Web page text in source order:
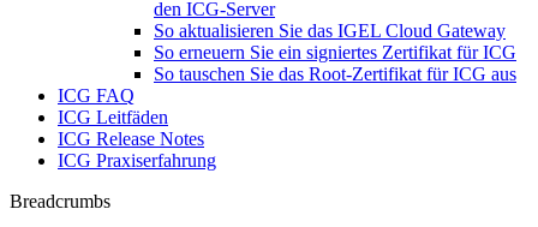
den ICG-Server
So aktualisieren Sie das IGEL Cloud Gateway
So erneuern Sie ein signiertes Zertifikat für ICG
So tauschen Sie das Root-Zertifikat für ICG aus
ICG FAQ
ICG Leitfäden
ICG Release Notes
ICG Praxiserfahrung
Breadcrumbs